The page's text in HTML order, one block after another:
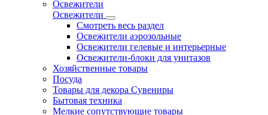
Освежители
Освежители
Смотреть весь раздел
Освежители аэрозольные
Освежители гелевые и интерьерные
Освежители-блоки для унитазов
Хозяйственные товары
Посуда
Товары для декора Сувениры
Бытовая техника
Мелкие сопутствующие товары